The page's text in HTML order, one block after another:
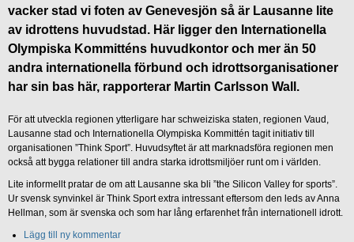
vacker stad vi foten av Genevesjön så är Lausanne lite
av idrottens huvudstad. Här ligger den Internationella
Olympiska Kommitténs huvudkontor och mer än 50
andra internationella förbund och idrottsorganisationer
har sin bas här, rapporterar Martin Carlsson Wall.
För att utveckla regionen ytterligare har schweiziska staten, regionen Vaud,
Lausanne stad och Internationella Olympiska Kommittén tagit initiativ till
organisationen ”Think Sport”. Huvudsyftet är att marknadsföra regionen men
också att bygga relationer till andra starka idrottsmiljöer runt om i världen.
Lite informellt pratar de om att Lausanne ska bli ”the Silicon Valley for sports”.
Ur svensk synvinkel är Think Sport extra intressant eftersom den leds av Anna
Hellman, som är svenska och som har lång erfarenhet från internationell idrott.
Lägg till ny kommentar